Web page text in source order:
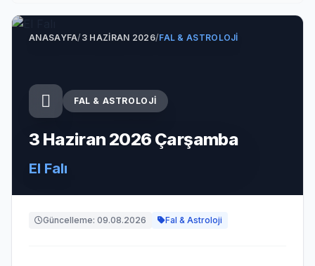
ANASAYFA/3 HAZIRAN 2026/FAL & ASTROLOJI
FAL & ASTROLOJI
3 Haziran 2026 Çarşamba
El Falı
Güncelleme: 09.08.2026 Fal & Astroloji